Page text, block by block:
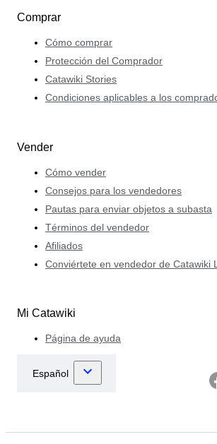
Comprar
Cómo comprar
Protección del Comprador
Catawiki Stories
Condiciones aplicables a los
Vender
Cómo vender
Consejos para los vendedores
Pautas para enviar objetos a subasta
Términos del vendedor
Afiliados
Conviértete en vendedor de Catawiki
Mi Catawiki
Página de ayuda